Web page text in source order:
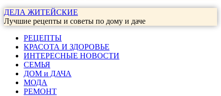
ДЕЛА ЖИТЕЙСКИЕ
Лучшие рецепты и советы по дому и даче
РЕЦЕПТЫ
КРАСОТА И ЗДОРОВЬЕ
ИНТЕРЕСНЫЕ НОВОСТИ
СЕМЬЯ
ДОМ и ДАЧА
МОДА
РЕМОНТ